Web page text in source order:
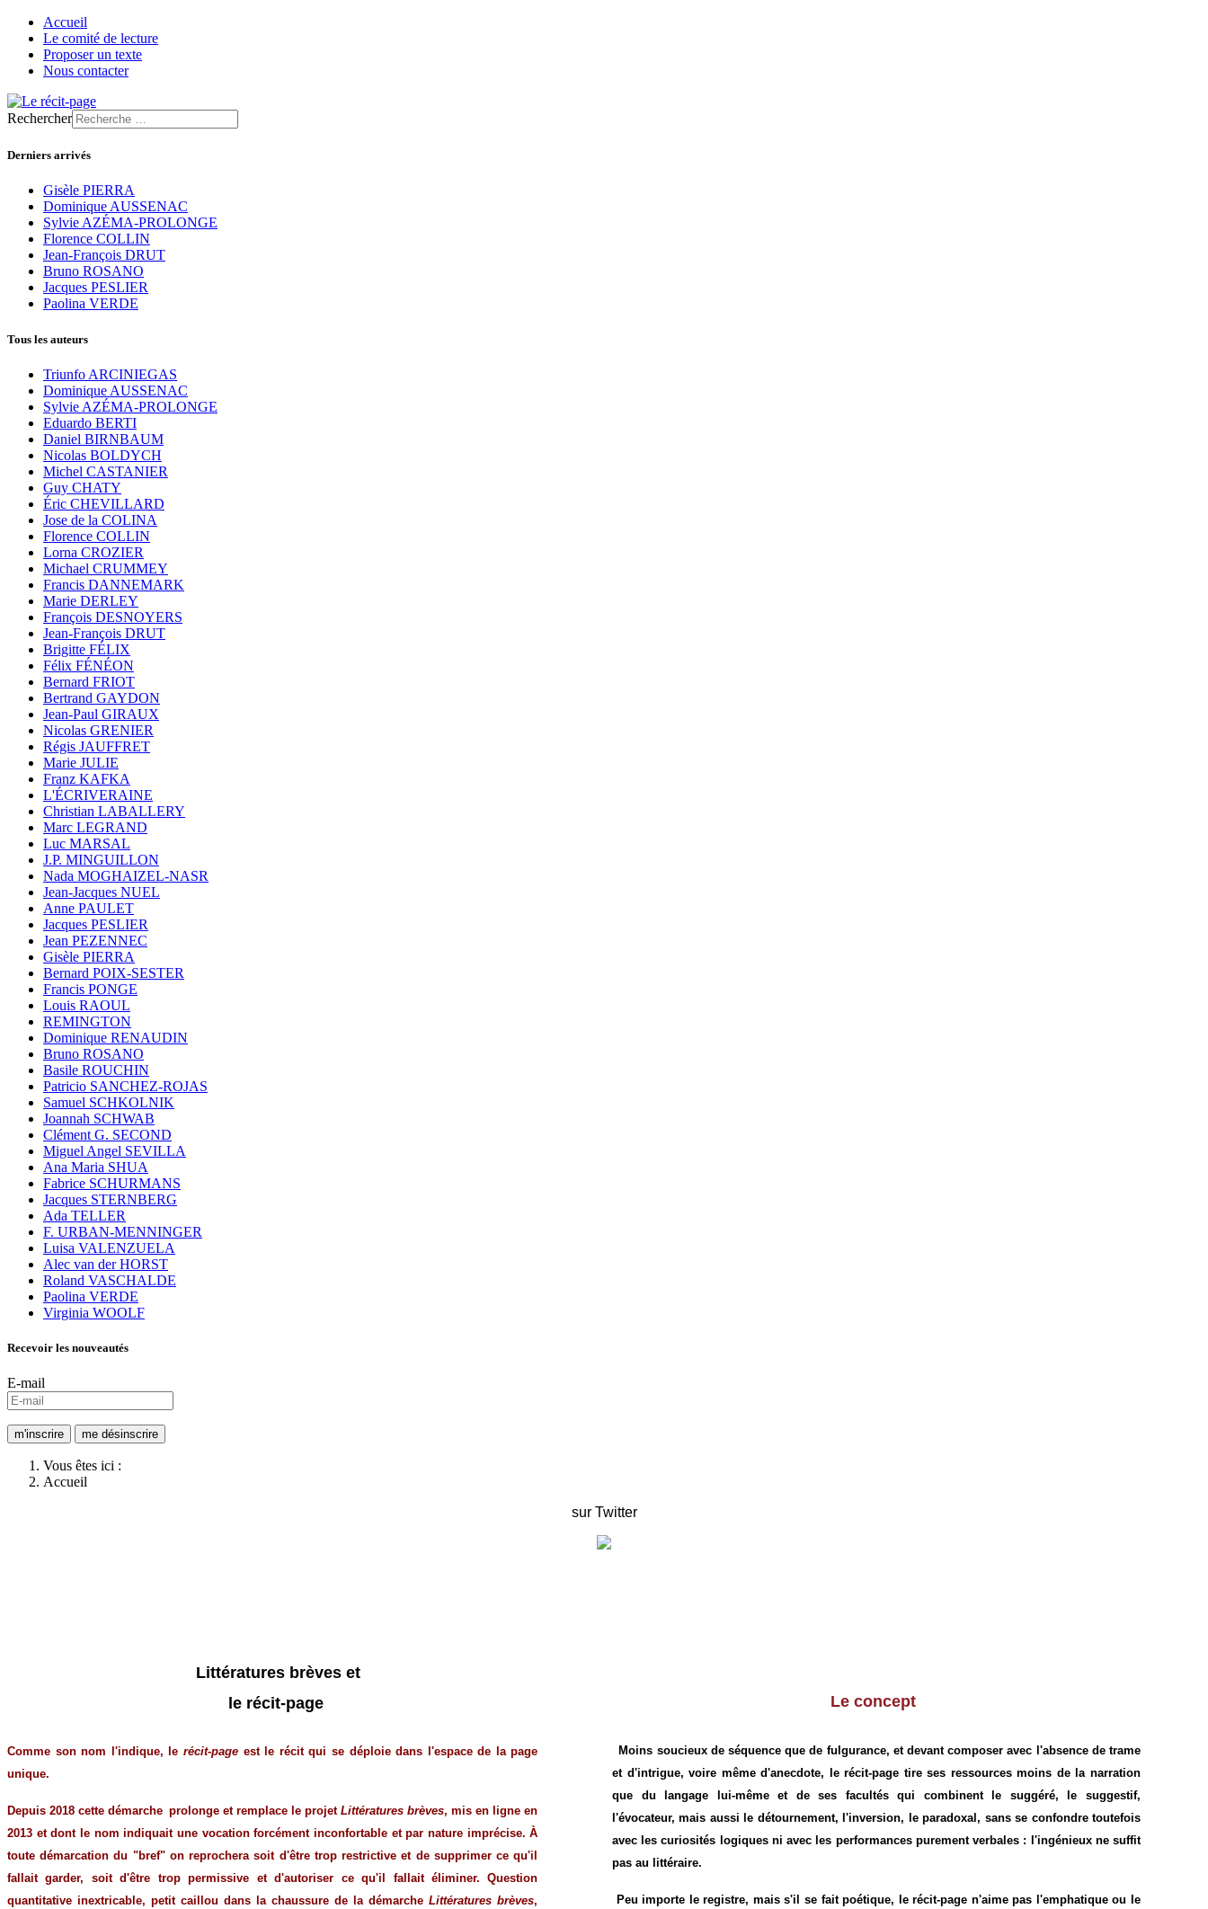
Accueil
Le comité de lecture
Proposer un texte
Nous contacter
Rechercher
Derniers arrivés
Gisèle PIERRA
Dominique AUSSENAC
Sylvie AZÉMA-PROLONGE
Florence COLLIN
Jean-François DRUT
Bruno ROSANO
Jacques PESLIER
Paolina VERDE
Tous les auteurs
Triunfo ARCINIEGAS
Dominique AUSSENAC
Sylvie AZÉMA-PROLONGE
Eduardo BERTI
Daniel BIRNBAUM
Nicolas BOLDYCH
Michel CASTANIER
Guy CHATY
Éric CHEVILLARD
Jose de la COLINA
Florence COLLIN
Lorna CROZIER
Michael CRUMMEY
Francis DANNEMARK
Marie DERLEY
François DESNOYERS
Jean-François DRUT
Brigitte FÉLIX
Félix FÉNÉON
Bernard FRIOT
Bertrand GAYDON
Jean-Paul GIRAUX
Nicolas GRENIER
Régis JAUFFRET
Marie JULIE
Franz KAFKA
L'ÉCRIVERAINE
Christian LABALLERY
Marc LEGRAND
Luc MARSAL
J.P. MINGUILLON
Nada MOGHAIZEL-NASR
Jean-Jacques NUEL
Anne PAULET
Jacques PESLIER
Jean PEZENNEC
Gisèle PIERRA
Bernard POIX-SESTER
Francis PONGE
Louis RAOUL
REMINGTON
Dominique RENAUDIN
Bruno ROSANO
Basile ROUCHIN
Patricio SANCHEZ-ROJAS
Samuel SCHKOLNIK
Joannah SCHWAB
Clément G. SECOND
Miguel Angel SEVILLA
Ana Maria SHUA
Fabrice SCHURMANS
Jacques STERNBERG
Ada TELLER
F. URBAN-MENNINGER
Luisa VALENZUELA
Alec van der HORST
Roland VASCHALDE
Paolina VERDE
Virginia WOOLF
Recevoir les nouveautés
E-mail
Vous êtes ici :
Accueil
sur Twitter
Littératures brèves et
le récit-page
Le concept
Comme son nom l'indique, le récit-pageest le récit qui se déploie dans l'espace de la page
unique.
Depuis 2018 cettedémarche prolonge et remplace le projetLittératures brèves,mis en ligne en
2013 et dont le nom indiquait une vocation forcément inconfortable et par nature imprécise. À
toute démarcation du "bref" on reprochera soit d'être trop restrictive et de supprimer ce qu'il
fallait garder, soit d'être trop permissive et d'autoriser ce qu'il fallait éliminer. Question
quantitative inextricable, petit caillou dans la chaussure de la démarcheLittératures brèves,
Moins soucieux de séquence que de fulgurance, et devant composer avec l'absence de trame
et d'intrigue, voire même d'anecdote, le récit-page tire ses ressources moins de la narration
que du langage lui-même et de ses facultés qui combinent le suggéré, le suggestif,
l'évocateur, mais aussi le détournement, l'inversion, le paradoxal, sans se confondre toutefois
avec les curiosités logiques ni avec les performances purement verbales : l'ingénieux ne suffit
pas au littéraire.
Peu importe le registre, mais s'il se fait poétique, le récit-page n'aime pas l'emphatique ou le